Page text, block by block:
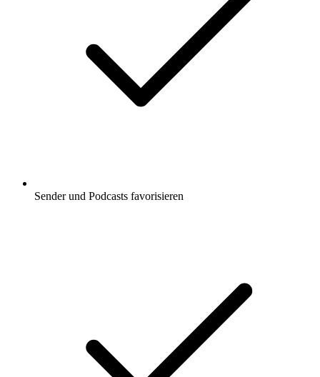
Sender und Podcasts favorisieren